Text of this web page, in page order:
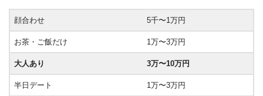
顔合わせ 5千〜1万円
お茶・ご飯だけ 1万〜3万円
大人あり 3万〜10万円
半日デート 1万〜3万円